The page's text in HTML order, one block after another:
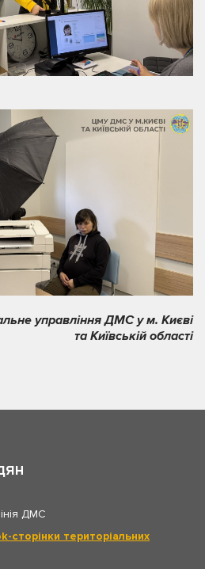
управління ДМС у м. Києві
та Київській області
ДМС
сторінки територіальних